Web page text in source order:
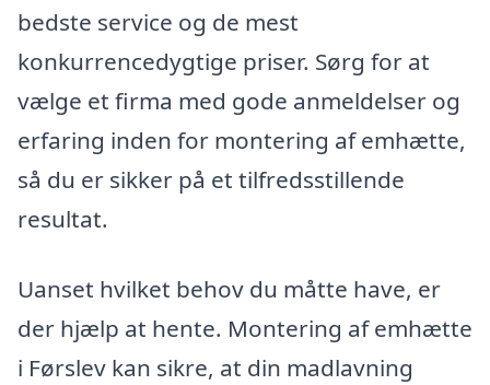
bedste service og de mest
konkurrencedygtige priser. Sørg for at
vælge et firma med gode anmeldelser og
erfaring inden for montering af emhætte,
så du er sikker på et tilfredsstillende
resultat.
Uanset hvilket behov du måtte have, er
der hjælp at hente. Montering af emhætte
i Førslev kan sikre, at din madlavning